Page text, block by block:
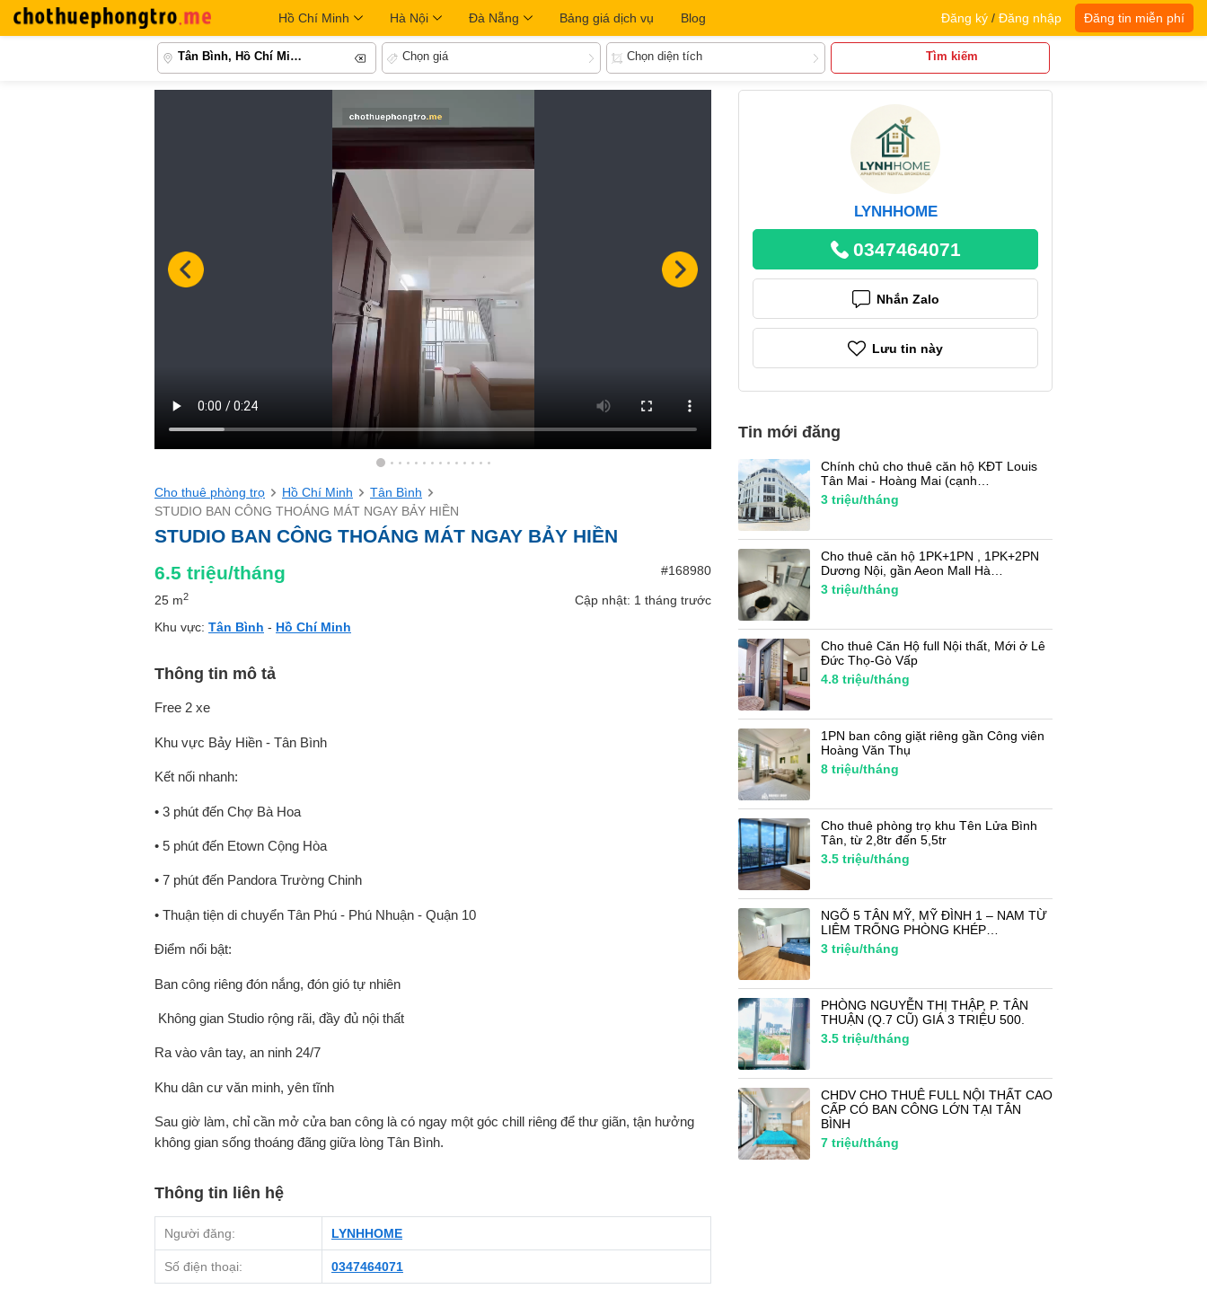
Hồ Chí Minh Hà Nội Đà Nẵng Bảng giá dịch vụ Blog Đăng ký / Đăng nhập Đăng tin miễn phí
Tân Bình, Hồ Chí Minh Chọn giá Chọn diện tích Tìm kiếm
Cho thuê phòng trọ Hồ Chí Minh
Tân Bình
STUDIO BAN CÔNG THOÁNG MÁT NGAY BẢY HIỀN
STUDIO BAN CÔNG THOÁNG MÁT NGAY BẢY HIỀN
6.5 triệu/tháng #168980
25 m2
Cập nhật: 1 tháng trước
Khu vực: Tân Bình - Hồ Chí Minh
Thông tin mô tả
Free 2 xe
Khu vực Bảy Hiền - Tân Bình
Kết nối nhanh:
• 3 phút đến Chợ Bà Hoa
• 5 phút đến Etown Cộng Hòa
• 7 phút đến Pandora Trường Chinh
• Thuận tiện di chuyển Tân Phú - Phú Nhuận - Quận 10
Điểm nổi bật:
Ban công riêng đón nắng, đón gió tự nhiên
️ Không gian Studio rộng rãi, đầy đủ nội thất
Ra vào vân tay, an ninh 24/7
Khu dân cư văn minh, yên tĩnh
Sau giờ làm, chỉ cần mở cửa ban công là có ngay một góc chill riêng để thư giãn, tận hưởng
không gian sống thoáng đãng giữa lòng Tân Bình.
Thông tin liên hệ
Người đăng: LYNHHOME
Số điện thoại: 0347464071
LYNHHOME
0347464071
Nhắn Zalo
Lưu tin này
Tin mới đăng
Chính chủ cho thuê căn hộ KĐT Louis
Tân Mai - Hoàng Mai (cạnh…
3 triệu/tháng
Cho thuê căn hộ 1PK+1PN , 1PK+2PN
Dương Nội, gần Aeon Mall Hà…
3 triệu/tháng
Cho thuê Căn Hộ full Nội thất, Mới ở Lê
Đức Thọ-Gò Vấp
4.8 triệu/tháng
1PN ban công giặt riêng gần Công viên
Hoàng Văn Thụ
8 triệu/tháng
Cho thuê phòng trọ khu Tên Lửa Bình
Tân, từ 2,8tr đến 5,5tr
3.5 triệu/tháng
NGÕ 5 TÂN MỸ, MỸ ĐÌNH 1 – NAM TỪ
LIÊM TRỐNG PHÒNG KHÉP…
3 triệu/tháng
PHÒNG NGUYỄN THỊ THẬP, P. TÂN
THUẬN (Q.7 CŨ) GIÁ 3 TRIỆU 500.
3.5 triệu/tháng
CHDV CHO THUÊ FULL NỘI THẤT CAO
CẤP CÓ BAN CÔNG LỚN TẠI TÂN
BÌNH
7 triệu/tháng